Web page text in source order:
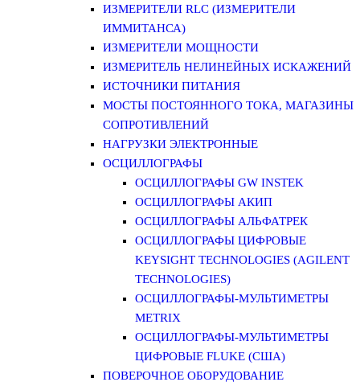
ИЗМЕРИТЕЛИ RLC (ИЗМЕРИТЕЛИ
ИММИТАНСА)
ИЗМЕРИТЕЛИ МОЩНОСТИ
ИЗМЕРИТЕЛЬ НЕЛИНЕЙНЫХ ИСКАЖЕНИЙ
ИСТОЧНИКИ ПИТАНИЯ
МОСТЫ ПОСТОЯННОГО ТОКА, МАГАЗИНЫ
СОПРОТИВЛЕНИЙ
НАГРУЗКИ ЭЛЕКТРОННЫЕ
ОСЦИЛЛОГРАФЫ
ОСЦИЛЛОГРАФЫ GW INSTEK
ОСЦИЛЛОГРАФЫ АКИП
ОСЦИЛЛОГРАФЫ АЛЬФАТРЕК
ОСЦИЛЛОГРАФЫ ЦИФРОВЫЕ
KEYSIGHT TECHNOLOGIES (AGILENT
TECHNOLOGIES)
ОСЦИЛЛОГРАФЫ-МУЛЬТИМЕТРЫ
METRIX
ОСЦИЛЛОГРАФЫ-МУЛЬТИМЕТРЫ
ЦИФРОВЫЕ FLUKE (США)
ПОВЕРОЧНОЕ ОБОРУДОВАНИЕ